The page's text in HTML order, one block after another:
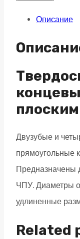
плоским
зуба,
HRC
65,
Blue
1х3х50
quantity
Описание
Двузубые и
прямоугольные
Предназначены
ЧПУ. Диаметры
удлиненные
Related